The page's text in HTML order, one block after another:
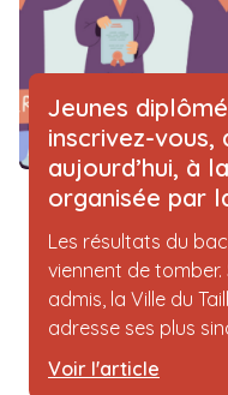
Jeunes
inscrivez-vous,
aujourd’hui, à
organisée par
Les résultats du
viennent de tomber.
admis, la Ville du
adresse ses plus
Voir l'article